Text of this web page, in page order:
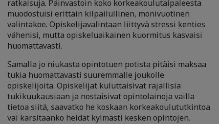
ratkaisuja. Päinvastoin koko korkeakoulutaipaleesta
muodostuisi erittäin kilpailullinen, monivuotinen
valintakoe. Opiskelijavalintaan liittyvä stressi kenties
vähenisi, mutta opiskeluaikainen kuormitus kasvaisi
huomattavasti.
Samalla jo niukasta opintotuen potista pitäisi maksaa
tukia huomattavasti suuremmalle joukolle
opiskelijoita. Opiskelijat kuluttaisivat rajallisia
tukikuukausiaan ja nostaisivat opintolainoja vailla
tietoa siitä, saavatko he koskaan korkeakoulututkintoa
vai karsitaanko heidät kylmästi kesken opintojen.